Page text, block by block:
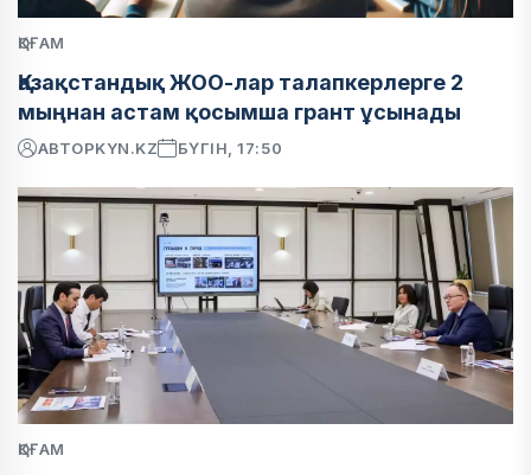
ҚОҒАМ
Қазақстандық ЖОО-лар талапкерлерге 2
мыңнан астам қосымша грант ұсынады
АВТОРKYN.KZ БҮГІН, 17:50
ҚОҒАМ